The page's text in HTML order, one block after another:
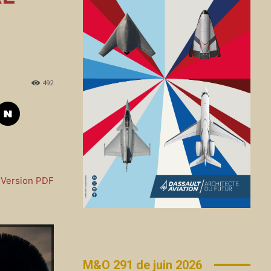
492
PDF
M&O 291 de juin 2026